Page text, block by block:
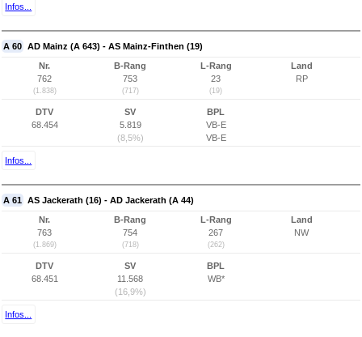
Infos...
A 60 AD Mainz (A 643) - AS Mainz-Finthen (19)
Nr.
762
(1.838)
B-Rang
753
(717)
L-Rang
23
(19)
Land
RP
DTV
68.454
SV
5.819
(8,5%)
BPL
VB-E
VB-E
Infos...
A 61 AS Jackerath (16) - AD Jackerath (A 44)
Nr.
763
(1.869)
B-Rang
754
(718)
L-Rang
267
(262)
Land
NW
DTV
68.451
SV
11.568
(16,9%)
BPL
WB*
Infos...